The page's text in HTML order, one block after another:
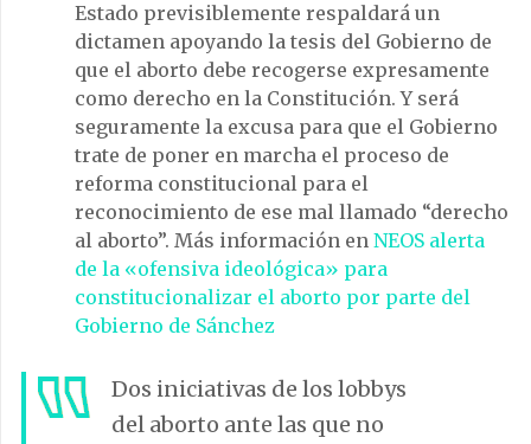
Estado previsiblemente respaldará un
dictamen apoyando la tesis del Gobierno de
que el aborto debe recogerse expresamente
como derecho en la Constitución. Y será
seguramente la excusa para que el Gobierno
trate de poner en marcha el proceso de
reforma constitucional para el
reconocimiento de ese mal llamado “derecho
al aborto”. Más información en NEOS alerta
de la «ofensiva ideológica» para
constitucionalizar el aborto por parte del
Gobierno de Sánchez
Dos iniciativas de los lobbys
del aborto ante las que no